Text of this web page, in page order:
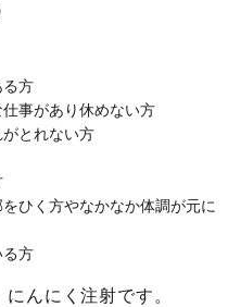
る方
事があり休めない方
とれない方
ひく方やなかなか体調が元に
る方
んにく注射です。